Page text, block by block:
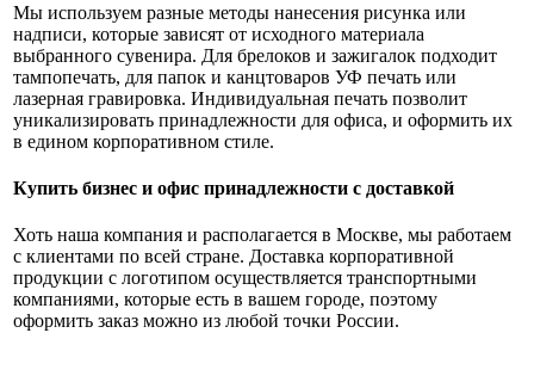
Мы используем разные методы нанесения рисунка или
надписи, которые зависят от исходного материала
выбранного сувенира. Для брелоков и зажигалок подходит
тампопечать, для папок и канцтоваров УФ печать или
лазерная гравировка. Индивидуальная печать позволит
уникализировать принадлежности для офиса, и оформить их
в едином корпоративном стиле.
Купить бизнес и офис принадлежности с доставкой
Хоть наша компания и располагается в Москве, мы работаем
с клиентами по всей стране. Доставка корпоративной
продукции с логотипом осуществляется транспортными
компаниями, которые есть в вашем городе, поэтому
оформить заказ можно из любой точки России.